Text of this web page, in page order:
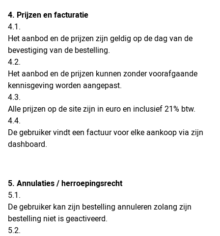
4. Prijzen en facturatie
4.1.
Het aanbod en de prijzen zijn geldig op de dag van de
bevestiging van de bestelling.
4.2.
Het aanbod en de prijzen kunnen zonder voorafgaande
kennisgeving worden aangepast.
4.3.
Alle prijzen op de site zijn in euro en inclusief 21% btw.
4.4.
De gebruiker vindt een factuur voor elke aankoop via zijn
dashboard.
5. Annulaties / herroepingsrecht
5.1.
De gebruiker kan zijn bestelling annuleren zolang zijn
bestelling niet is geactiveerd.
5.2.